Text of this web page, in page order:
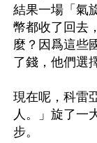
結果一場「氣
幣都收了回去
麼？因爲這些
了錢，他們選
現在呢，科雷
人。」旋了一
步。